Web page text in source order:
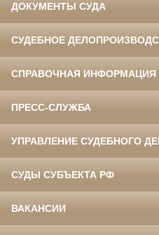
ДОКУМЕНТЫ СУДА
СУДЕБНОЕ
СПРАВОЧНАЯ ИНФОРМАЦИЯ
ПРЕСС-СЛУЖБА
УПРАВЛЕНИЕ СУДЕБНОГО
СУДЫ СУБЪЕКТА РФ
ВАКАНСИИ